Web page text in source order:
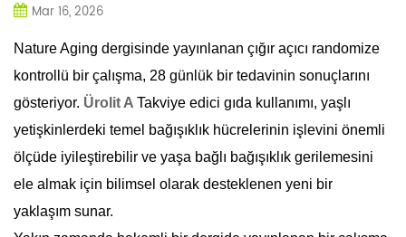
Mar 16, 2026
Nature Aging dergisinde yayınlanan çığır açıcı randomize
kontrollü bir çalışma, 28 günlük bir tedavinin sonuçlarını
gösteriyor. Ürolit A Takviye edici gıda kullanımı, yaşlı
yetişkinlerdeki temel bağışıklık hücrelerinin işlevini önemli
ölçüde iyileştirebilir ve yaşa bağlı bağışıklık gerilemesini
ele almak için bilimsel olarak desteklenen yeni bir
yaklaşım sunar.